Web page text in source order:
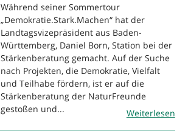
Während seiner Sommertour
„Demokratie.Stark.Machen“ hat der
Landtagsvizepräsident aus Baden-
Württemberg, Daniel Born, Station bei der
Stärkenberatung gemacht. Auf der Suche
nach Projekten, die Demokratie, Vielfalt
und Teilhabe fördern, ist er auf die
Stärkenberatung der NaturFreunde
gestoßen und...
Weiterlesen